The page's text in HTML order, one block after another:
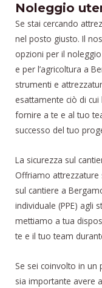
Noleggio
Se stai cercando
nel posto giusto. Il
opzioni per il
e per l’agricoltura a
strumenti e
esattamente ciò di
fornire a te e al tuo
successo del tuo
La sicurezza sul
Offriamo attrezzature
sul cantiere a
individuale (PPE) agli
mettiamo a tua
te e il tuo team
Se sei coinvolto in
sia importante avere